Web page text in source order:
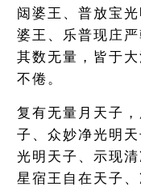
闼婆王、普放宝
婆王、乐普现庄
其数无量，皆于
不倦。
复有无量月天子
子、众妙净光明
光明天子、示现
星宿王自在天子